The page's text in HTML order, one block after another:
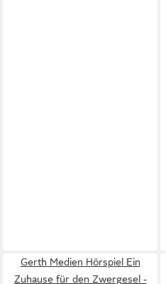
Gerth Medien Hörspiel Ein
Zuhause für den Zwergesel -